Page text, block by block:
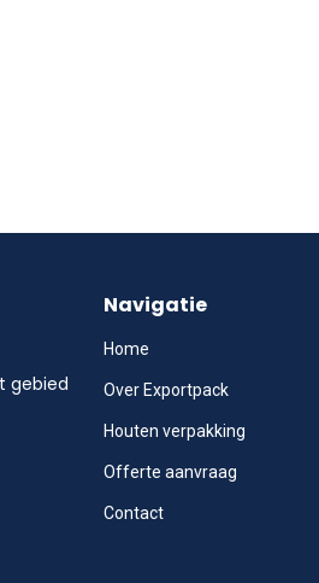
gebied
Navigatie
Home
Over Exportpack
Houten verpakking
Offerte aanvraag
Contact